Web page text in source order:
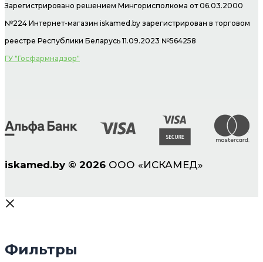
Зарегистрировано решением Мингорисполкома от 06.03.2000
№224 Интернет-магазин iskamed.by зарегистрирован в торговом
реестре Республики Беларусь 11.09.2023 №564258
ГУ "Госфармнадзор"
iskamed.by © 2026 ООО «ИСКАМЕД»
Фильтры